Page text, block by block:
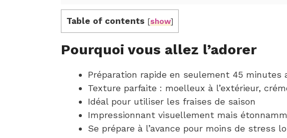
Table of contents [show]
Pourquoi vous allez l’adorer
Préparation rapide en seulement 45 minutes
Texture parfaite : moelleux à l’extérieur,
Idéal pour utiliser les fraises de saison
Impressionnant visuellement mais
Se prépare à l’avance pour moins de stress